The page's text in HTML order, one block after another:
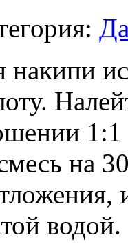
накипи
на
водой.